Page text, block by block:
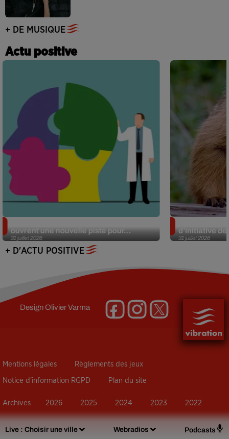
Live : Choisir une ville Webradios Podcasts
+ DE MUSIQUE
Actu positive
31 juillet 2026
ouvrent une nouvelle piste pour...
31 juillet 2026
d’initiative
+ D'ACTU POSITIVE
DesignOlivier Varma
Mentions légales Règlements des jeux
Notice d’information RGPD Plan du site
Archives 2026 2025 2024 2023 2022